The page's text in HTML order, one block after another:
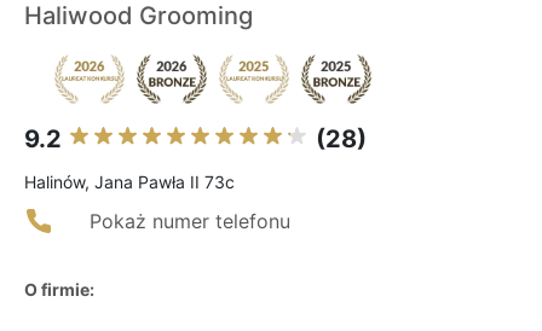
Haliwood Grooming
9.2 (28)
Halinów, Jana Pawła II 73c
Pokaż numer telefonu
O firmie: